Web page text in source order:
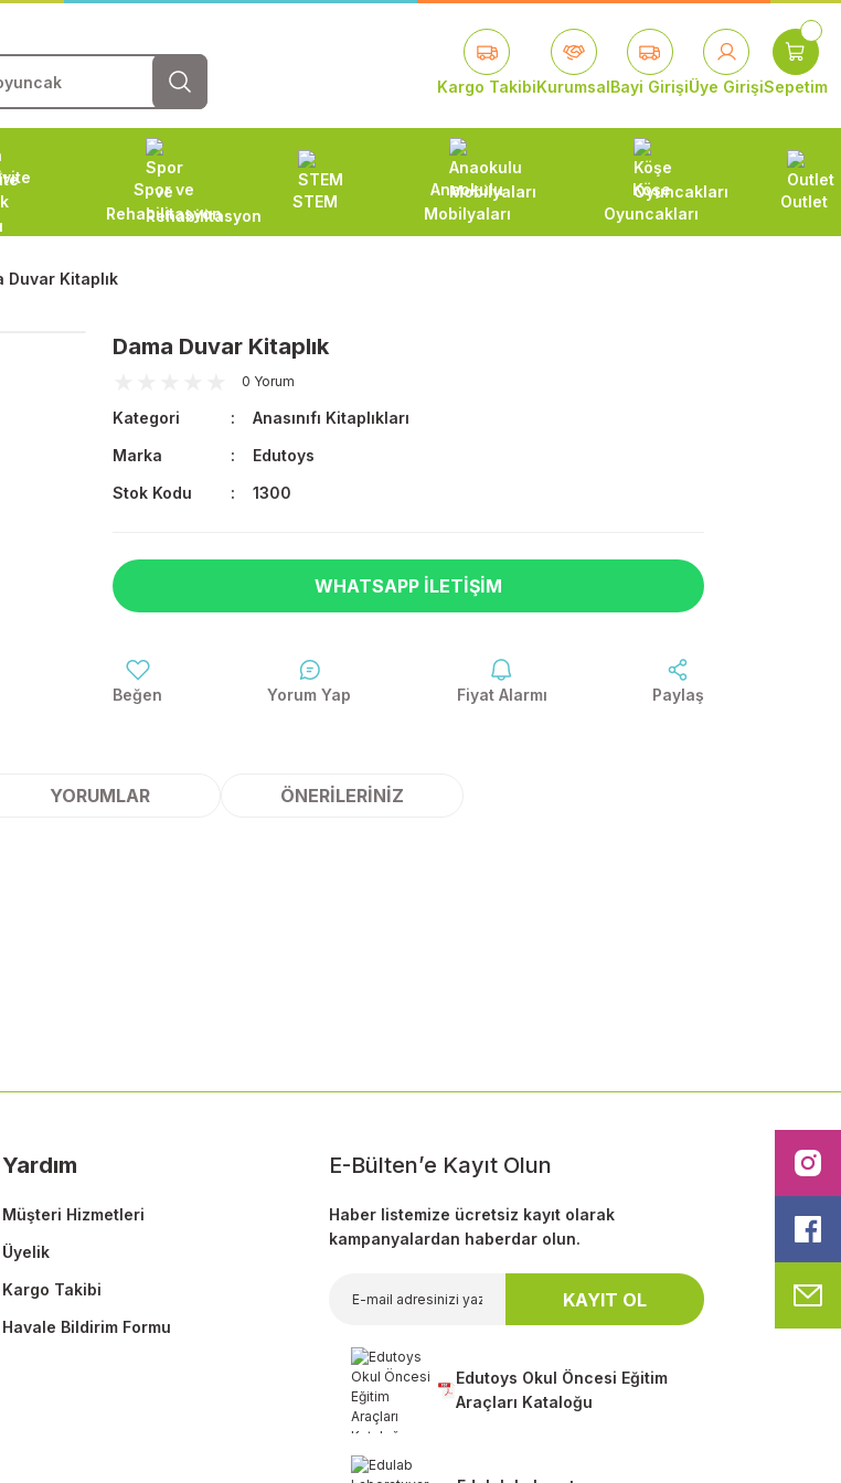
Kargo TakibiKurumsalBayi GirişiÜye GirişiSepetim
Spor ve
Rehabilitasyon
STEM
Anaokulu
Mobilyaları
Köşe
Oyuncakları
Outlet
Duvar Kitaplık
Dama Duvar Kitaplık
0 Yorum
Kategori
Anasınıfı Kitaplıkları
Marka
Edutoys
Stok Kodu
1300
WHATSAPP İLETIŞIM
Yorum Yap Fiyat Alarmı Paylaş
YORUMLAR ÖNERILERINIZ
Gönder
Yardım
Müşteri Hizmetleri
Üyelik
Kargo Takibi
Havale Bildirim Formu
E-Bülten’e Kayıt Olun
Haber listemize ücretsiz kayıt olarak
kampanyalardan haberdar olun.
KAYIT OL
Edutoys Okul Öncesi Eğitim
Araçları Kataloğu